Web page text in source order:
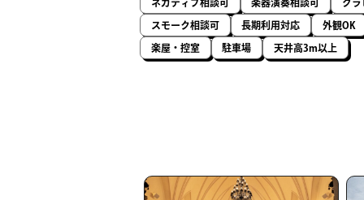
ネガティブ相談可 楽器演奏相談可 グラ
スモーク相談可 長期利用対応 外観OK
楽屋・控室 駐車場 天井高3m以上